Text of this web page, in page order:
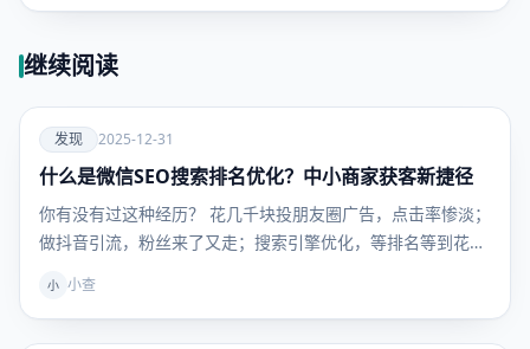
继续阅读
爱
发现
发现 2025-12-31
什么是微信SEO搜索排名优化？中小商家获客新捷径
你有没有过这种经历？ 花几千块投朋友圈广告，点击率惨淡；
做抖音引流，粉丝来了又走；搜索引擎优化，等排名等到花
小 小查